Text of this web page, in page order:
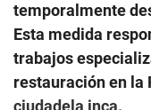
temporalmente
Esta medida
trabajos
restauración en la